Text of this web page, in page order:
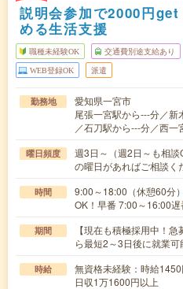
説明会参加で2000円
める生活支援
職種未経験OK 交通費別途支給あり
WEB登録OK 派遣
勤務地
愛知県一宮市
尾張一宮駅から---分／
／石刀駅から---分／西一
曜日頻度
週3日～（週2日～も相
の曜日があればご相談く
時間
9:00～18:00（休憩60分
OK！早番 7:00～16:00
期間
【現在も積極採用中！
ら最短2～3日後に就業可
時給
無資格未経験：時給
日収1万1600円以上